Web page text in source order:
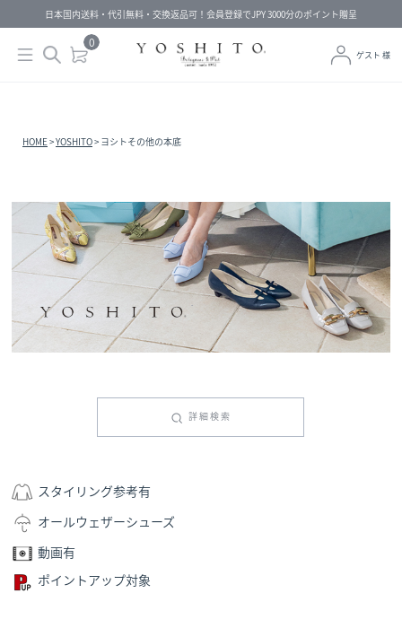
日本国内送料・代引無料・交換返品可！会員登録でJPY 3000分のポイント贈呈
0
ゲスト 様
HOME YOSHITO ヨシトその他の本底
詳細検索
スタイリング参考有
オールウェザーシューズ
動画有
ポイントアップ対象